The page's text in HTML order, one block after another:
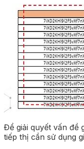
Để giải quyết vấn đề
tiếp thị cần sử dụng